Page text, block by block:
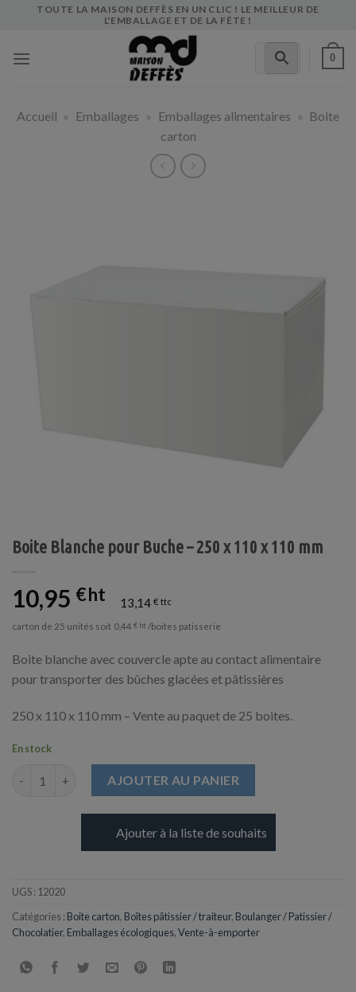
TOUTE LA MAISON DEFFÈS EN UN CLIC ! LE MEILLEUR DE
L'EMBALLAGE ET DE LA FÊTE !
0
Accueil » Emballages » Emballages alimentaires » Boite
carton
Boite Blanche pour Buche – 250 x 110 x 110 mm
10,95 € 13,14 €
carton de 25 unités soit 0,44 € /boites patisserie
Boite blanche avec couvercle apte au contact alimentaire
pour transporter des bûches glacées et pâtissières
250 x 110 x 110 mm – Vente au paquet de 25 boites.
En stock
quantité de Boite Blanche pour Buche - 250 x 110 x 110 mm
AJOUTER AU PANIER
Ajouter à la liste de souhaits
UGS : 12020
Catégories : Boite carton, Boîtes pâtissier / traiteur, Boulanger / Patissier /
Chocolatier, Emballages écologiques,Vente-à-emporter